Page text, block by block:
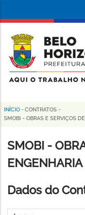
conteúdo
principal
da
Prefeitura
de
Horizonte
Trilha
navegação
INÍCIO - CONTRATOS -
SMOBI - OBRAS E SERVIÇOS
SMOBI -
Dados do